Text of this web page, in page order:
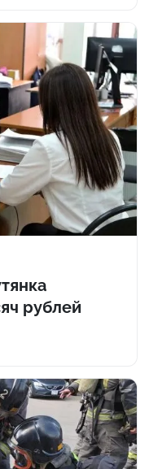
рублей